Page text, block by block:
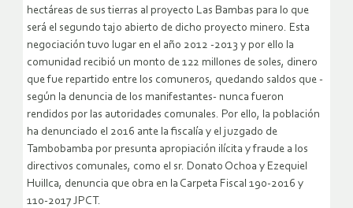
hectáreas de sus tierras al proyecto Las Bambas para lo que
será el segundo tajo abierto de dicho proyecto minero. Esta
negociación tuvo lugar en el año 2012 -2013 y por ello la
comunidad recibió un monto de 122 millones de soles, dinero
que fue repartido entre los comuneros, quedando saldos que -
según la denuncia de los manifestantes- nunca fueron
rendidos por las autoridades comunales. Por ello, la población
ha denunciado el 2016 ante la fiscalía y el juzgado de
Tambobamba por presunta apropiación ilícita y fraude a los
directivos comunales, como el sr. Donato Ochoa y Ezequiel
Huillca, denuncia que obra en la Carpeta Fiscal 190-2016 y
110-2017 JPCT.